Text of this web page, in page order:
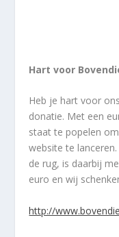
Hart voor
Heb je hart voor
donatie. Met een
staat te popelen
website te
de rug, is daarbij
euro en wij
http://